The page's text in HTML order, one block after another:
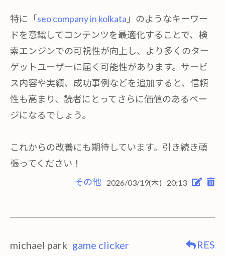
特に「seo company in kolkata 」のようなキーワー
ドを意識してコンテンツを最適化することで、検
索エンジンでの可視性が向上し、より多くのター
ゲットユーザーに届く可能性があります。サービ
ス内容や実績、成功事例などを追加すると、信頼
性も高まり、読者にとってさらに価値のあるペー
ジになるでしょう。
これからの改善にも期待しています。引き続き頑
張ってください！
その他
2026/03/19(木) 20:13
michael park game clicker RES